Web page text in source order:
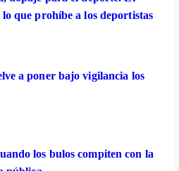
que prohíbe a los deportistas
a poner bajo vigilancia los
los bulos compiten con la